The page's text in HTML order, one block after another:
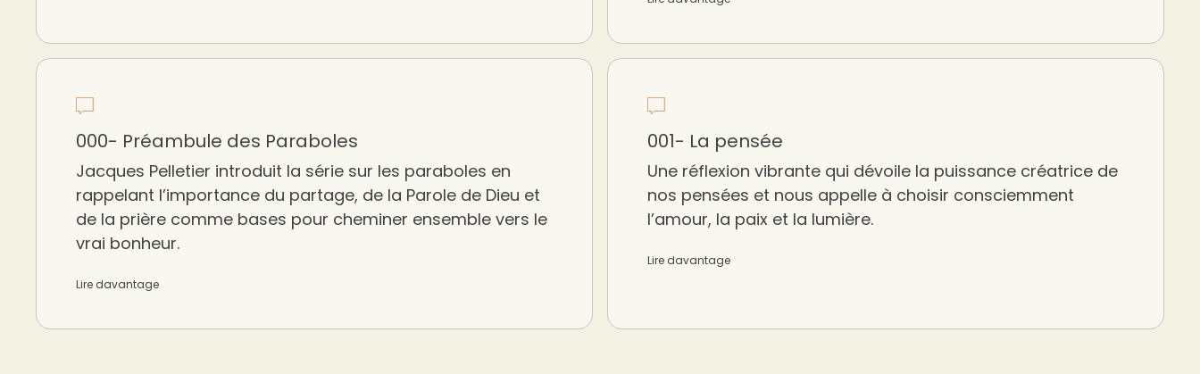
000- Préambule des Paraboles
Jacques Pelletier introduit la série sur les paraboles en
rappelant l’importance du partage, de la Parole de Dieu et
de la prière comme bases pour cheminer ensemble vers le
vrai bonheur.
Lire davantage
001- La pensée
Une réflexion vibrante qui dévoile la puissance créatrice de
nos pensées et nous appelle à choisir consciemment
l’amour, la paix et la lumière.
Lire davantage